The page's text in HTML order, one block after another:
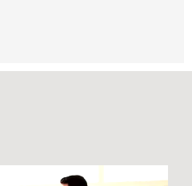
y motivación en el
de trabajo más
Brindando soporte
integrales que
en los niveles